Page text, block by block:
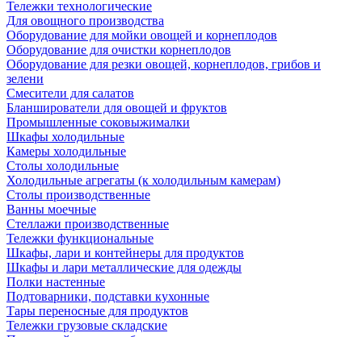
Тележки технологические
Для овощного производства
Оборудование для мойки овощей и корнеплодов
Оборудование для очистки корнеплодов
Оборудование для резки овощей, корнеплодов, грибов и
зелени
Смесители для салатов
Бланширователи для овощей и фруктов
Промышленные соковыжималки
Шкафы холодильные
Камеры холодильные
Столы холодильные
Холодильные агрегаты (к холодильным камерам)
Столы производственные
Ванны моечные
Стеллажи производственные
Тележки функциональные
Шкафы, лари и контейнеры для продуктов
Шкафы и лари металлические для одежды
Полки настенные
Подтоварники, подставки кухонные
Тары переносные для продуктов
Тележки грузовые складские